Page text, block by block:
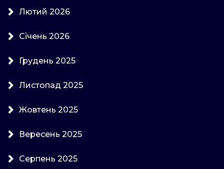
Лютий 2026
Січень 2026
Грудень 2025
Листопад 2025
Жовтень 2025
Вересень 2025
Серпень 2025